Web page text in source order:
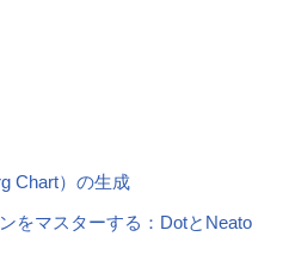
Chart）の生成
をマスターする：DotとNeato